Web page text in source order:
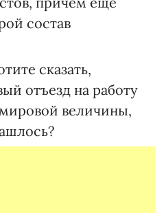
состав
сказать,
отъезд на работу
мировой величины,